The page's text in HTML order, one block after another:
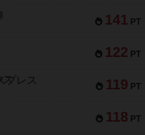
141 PT
122 PT
119 PT
プレス
118 PT